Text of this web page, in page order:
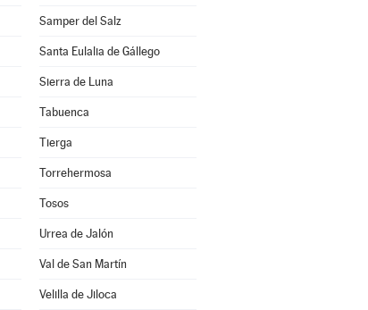
Samper del Salz
Santa Eulalia de Gállego
Sierra de Luna
Tabuenca
Tierga
Torrehermosa
Tosos
Urrea de Jalón
Val de San Martín
Velilla de Jiloca